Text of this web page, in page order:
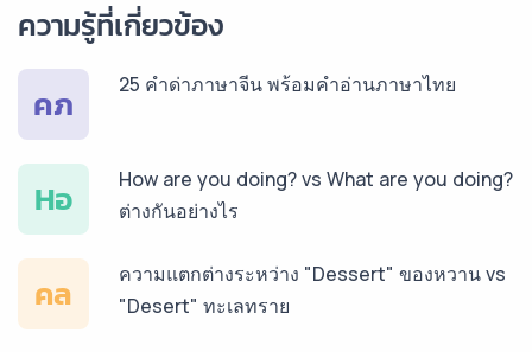
บริการรับแปลภาษารัสเซีย ราคาเริ่มต้น 150฿
บริการรับแปลภาษาทั่วไทย ราคาเริ่มต้น 150฿
ความรู้ที่เกี่ยวข้อง
คภ 25 คำด่าภาษาจีน พร้อมคำอ่านภาษาไทย
Hอ
How are you doing? vs What are you doing?
ต่างกันอย่างไร
คล
ความแตกต่างระหว่าง "Dessert" ของหวาน vs
"Desert" ทะเลทราย